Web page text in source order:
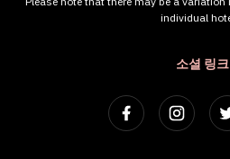
소셜 링크
individual